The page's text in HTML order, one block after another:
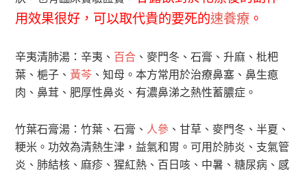
用效果很好，可以取代貴的要死的速養療 。
辛夷清肺湯：辛夷、 百合 、麥門冬、石膏、升麻、枇杷
葉、梔子、 黃芩 、知母。本方常用於治療鼻塞、鼻生瘜
肉、鼻茸、肥厚性鼻炎、有濃鼻涕之熱性蓄膿症。
竹葉石膏湯：竹葉、石膏、 人參 、甘草、麥門冬、半夏、
粳米。功效為清熱生津，益氣和胃。可用於肺炎、支氣管
炎、肺結核、麻疹、猩紅熱、百日咳、中暑、糖尿病、感